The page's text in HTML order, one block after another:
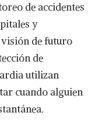
de accidentes
y
de futuro
de
utilizan
cuando alguien